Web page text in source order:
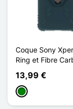
Coque Sony
Ring et Fibre
13,99 €
Verde